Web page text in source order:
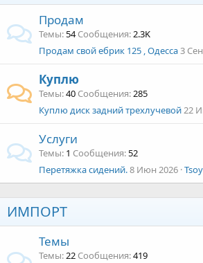
Продам
Темы 54 Сообщения 2.3K
Продам свой ебрик 125 , Одесса3
Куплю
Темы 40 Сообщения 285
Куплю диск задний трехлучевой22
Услуги
Темы 1 Сообщения 52
Перетяжка сидений.8 Июн 2026 Tsoy
ИМПОРТ
Темы
Темы 22 Сообщения 419